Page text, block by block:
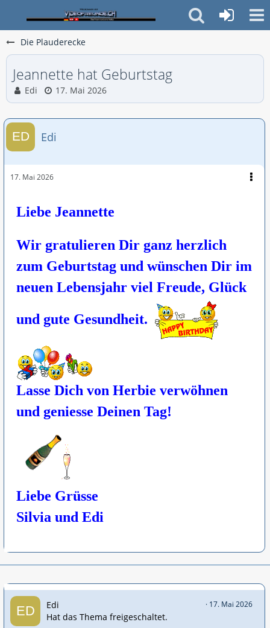
Die Plauderecke
Jeannette hat Geburtstag
Edi 17. Mai 2026
Edi
17. Mai 2026
Liebe Jeannette
Wir gratulieren Dir ganz herzlich
zum Geburtstag und wünschen Dir im
neuen Lebensjahr viel Freude, Glück
und gute Gesundheit.
Lasse Dich von Herbie verwöhnen
und geniesse Deinen Tag!
Liebe Grüsse
Silvia und Edi
Edi 17. Mai 2026
Hat das Thema freigeschaltet.